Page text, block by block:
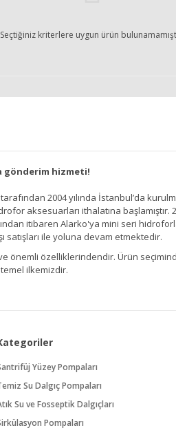
Seçtiğiniz kriterlere uygun ürün
gönderim hizmeti!
2004 yılında İstanbul’da
aksesuarları ithalatına başlamıştır.
itibaren Alarko'ya mini seri
satışları ile yoluna devam etmektedir.
önemli özelliklerindendir. Ürün
ilkemizdir.
Yüzey Pompaları
Su Dalgıç Pompaları
Su ve Fosseptik Dalgıçları
Pompaları